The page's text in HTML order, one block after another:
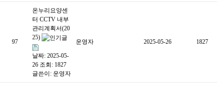
97
온누리요양센
터 CCTV 내부
관리계획서(20
25)
날짜: 2025-05-
26 조회: 1827
글쓴이: 운영자
운영자 2025-05-26 1827